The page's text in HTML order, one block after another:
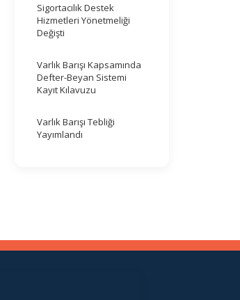
Sigortacılık Destek
Hizmetleri Yönetmeliği
Değişti
Varlık Barışı Kapsamında
Defter-Beyan Sistemi
Kayıt Kılavuzu
Varlık Barışı Tebliği
Yayımlandı